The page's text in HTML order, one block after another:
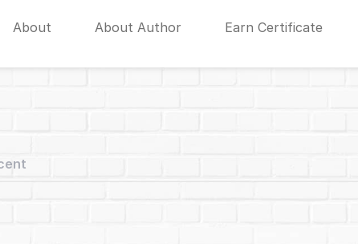
About About Author Earn Certificate